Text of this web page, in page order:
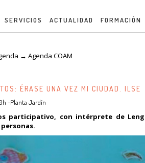
SERVICIOS ACTUALIDAD FORMACIÓN
→ Agenda COAM
ÉRASE UNA VEZ MI CIUDAD. ILSE
-Planta Jardín
participativo, con intérprete de